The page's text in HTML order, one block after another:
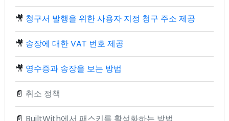
🎥 청구서 발행을 위한 사용자 지정 청구 주소 제공
🎥 송장에 대한 VAT 번호 제공
🎥 영수증과 송장을 보는 방법
📄 취소 정책
📄 BuiltWith에서 패스키를 활성화하는 방법